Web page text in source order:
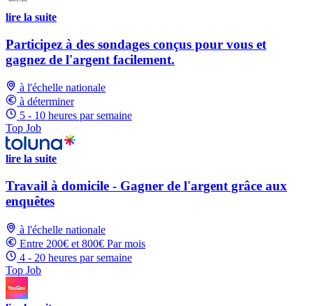
lire la suite
Participez à des sondages conçus pour vous et
gagnez de l'argent facilement.
à l'échelle nationale
à déterminer
5 - 10 heures par semaine
Top Job
lire la suite
Travail à domicile - Gagner de l'argent grâce aux
enquêtes
à l'échelle nationale
Entre 200€ et 800€ Par mois
4 - 20 heures par semaine
Top Job